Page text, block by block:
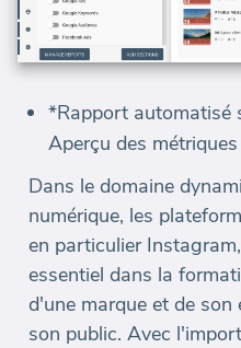
*Rapport automatisé
Aperçu des
Dans le domaine
numérique, les
en particulier
essentiel dans la
d'une marque et de
son public. Avec